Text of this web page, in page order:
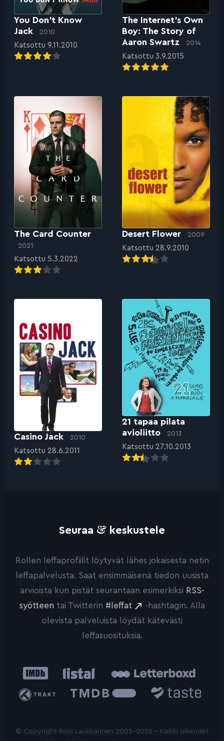
You Don’t Know
Jack
2010
Katsottu 9.11.2010
The Internet’s Own
Boy: The Story of
Aaron Swartz
2014
Katsottu 3.9.2015
The Card Counter
2021
Katsottu 5.3.2022
Desert Flower 2009
Katsottu 28.9.2010
Casino Jack 2010
Katsottu 28.6.2011
21 tapaa pilata
avioliitto
2013
Katsottu 27.10.2013
Seuraa & keskustele
Rollen leffaprofiilit löytyvät lähes jokaisesta netin
leffapalvelusta. Saat ensimmäisenä tiedon uusista
arvioista kun pistät seurantaan esimerkiksi RSS-
syötteen tai Twitterin #leffat
-hashtagin. Alla
olevista palveluista löydät kätevästi
leffasuosituksia.
IMDb Listal
Trakt
Database
© Copyright Roni Laukkarinen 2005-2026 - Kaikki oikeudet